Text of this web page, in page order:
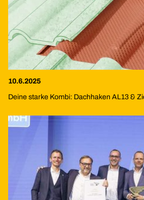
10.6.2025
Deine starke Kombi: Dachhaken AL13 &